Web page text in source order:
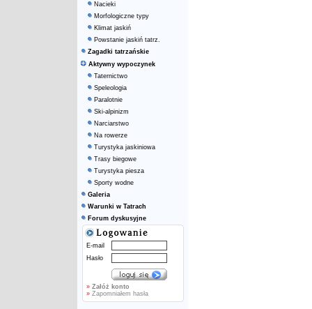
Nacieki
Morfologiczne typy
Klimat jaskiń
Powstanie jaskiń tatrz.
Zagadki tatrzańskie
Aktywny wypoczynek
Taternictwo
Speleologia
Paralotnie
Ski-alpinizm
Narciarstwo
Na rowerze
Turystyka jaskiniowa
Trasy biegowe
Turystyka piesza
Sporty wodne
Galeria
Warunki w Tatrach
Forum dyskusyjne
E-mail
Hasło
» Załóż konto
»Zapomniałem hasła